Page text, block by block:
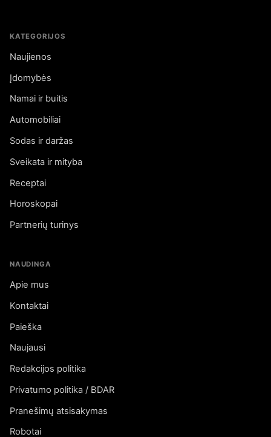
KATEGORIJOS
Naujienos
Įdomybės
Namai ir buitis
Automobiliai
Sodas ir daržas
Sveikata ir mityba
Receptai
Horoskopai
Partnerių turinys
NAUDINGA
Apie mus
Kontaktai
Paieška
Naujausi
Redakcijos politika
Privatumo politika / BDAR
Pranešimų atsisakymas
Robotai